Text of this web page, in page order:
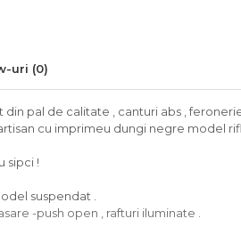
uri (0)
din pal de calitate , canturi abs ,
cu imprimeu dungi negre model
sipci !
suspendat .
-push open , rafturi iluminate .